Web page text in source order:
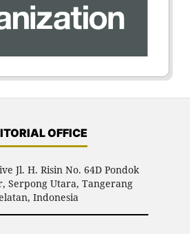
OFFICE
Jl. H. Risin No. 64D Pondok
Serpong Utara, Tangerang
Indonesia